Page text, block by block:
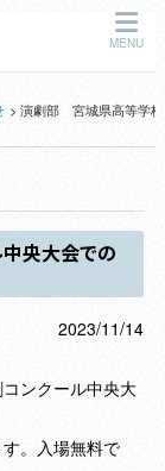
MENU
演劇部 宮城県高等学校
央大会での
2023/11/14
ンクール中央大
。入場無料で